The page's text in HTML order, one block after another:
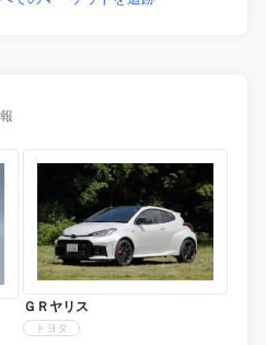
ＧＲヤリス
トヨタ